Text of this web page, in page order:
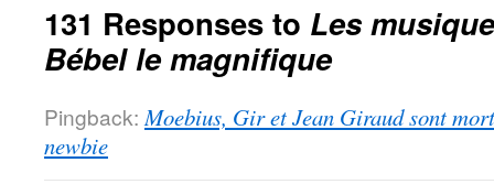
131 Responses to Les
Bébel le magnifique
Pingback: Moebius, Gir et Jean Giraud sont
newbie